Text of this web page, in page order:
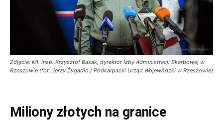
Zdjęcie: Mł. insp. Krzysztof Basak, dyrektor Izby Administracji Skarbowej w
Rzeszowie (fot. Jerzy Żygadło / Podkarpacki Urząd Wojewódzki w Rzeszowie)
Miliony złotych na granice